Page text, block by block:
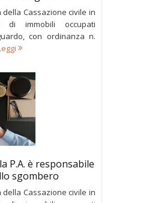
Cassazione civile in
di immobili occupati
con ordinanza n.
P.A. è responsabile
sgombero
Cassazione civile in